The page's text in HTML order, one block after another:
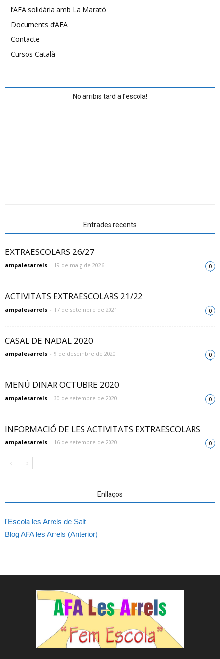
l’AFA solidària amb La Marató
Documents d’AFA
Contacte
Cursos Català
No arribis tard a l’escola!
Entrades recents
EXTRAESCOLARS 26/27
ampalesarrels - 19 de maig de 2026 0
ACTIVITATS EXTRAESCOLARS 21/22
ampalesarrels - 17 de setembre de 2021 0
CASAL DE NADAL 2020
ampalesarrels - 9 de desembre de 2020 0
MENÚ DINAR OCTUBRE 2020
ampalesarrels - 30 de setembre de 2020 0
INFORMACIÓ DE LES ACTIVITATS EXTRAESCOLARS
ampalesarrels - 16 de setembre de 2020 0
Enllaços
l'Escola les Arrels de Salt
Blog AFA les Arrels (Anterior)